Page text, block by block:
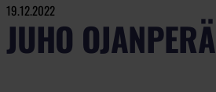
19.12.2022
JUHO OJANPERÄ